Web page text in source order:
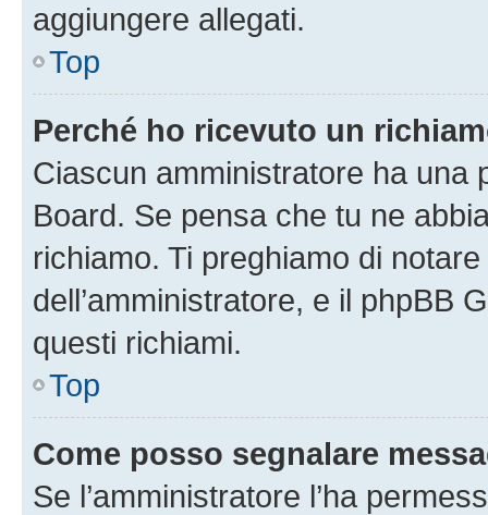
aggiungere allegati.
Top
Perché ho ricevuto un
Ciascun amministratore ha una
Board. Se pensa che tu ne
richiamo. Ti preghiamo di
dell’amministratore, e il phpBB
questi richiami.
Top
Come posso segnalare
Se l’amministratore l’ha